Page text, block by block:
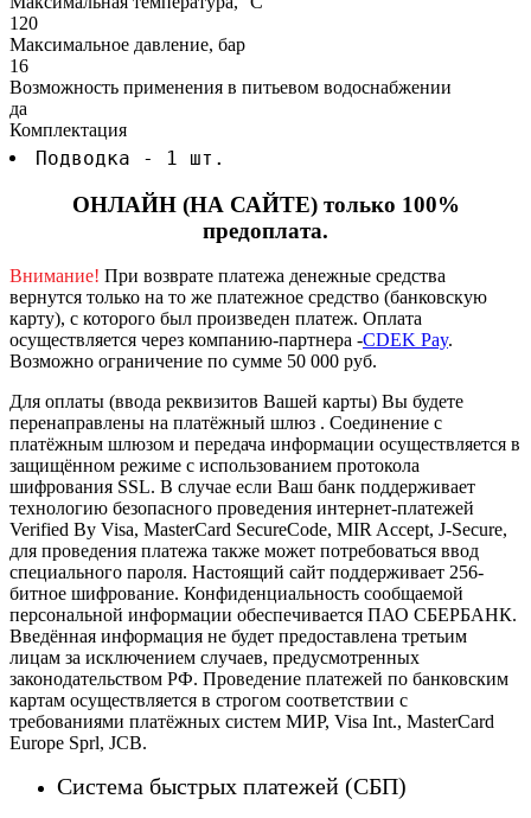
120
Максимальное давление, бар
16
Возможность применения в питьевом водоснабжении
да
Комплектация
Подводка - 1 шт.
ОНЛАЙН (НА САЙТЕ) только 100%
предоплата.
Внимание! При возврате платежа денежные средства
вернутся только на то же платежное средство (банковскую
карту), с которого был произведен платеж. Оплата
осуществляется через компанию-партнера -CDEK Pay.
Возможно ограничение по сумме 50 000 руб.
Для оплаты (ввода реквизитов Вашей карты) Вы будете
перенаправлены на платёжный шлюз . Соединение с
платёжным шлюзом и передача информации осуществляется в
защищённом режиме с использованием протокола
шифрования SSL. В случае если Ваш банк поддерживает
технологию безопасного проведения интернет-платежей
Verified By Visa, MasterCard SecureCode, MIR Accept, J-Secure,
для проведения платежа также может потребоваться ввод
специального пароля. Настоящий сайт поддерживает 256-
битное шифрование. Конфиденциальность сообщаемой
персональной информации обеспечивается ПАО СБЕРБАНК.
Введённая информация не будет предоставлена третьим
лицам за исключением случаев, предусмотренных
законодательством РФ. Проведение платежей по банковским
картам осуществляется в строгом соответствии с
требованиями платёжных систем МИР, Visa Int., MasterCard
Europe Sprl, JCB.
Система быстрых платежей (СБП)